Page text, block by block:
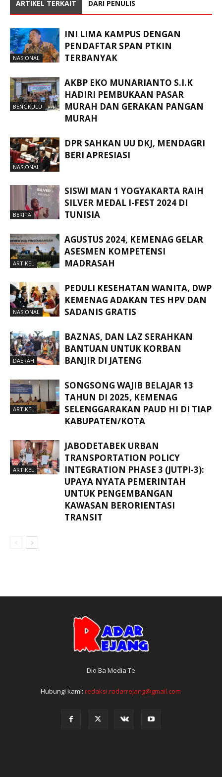
ARTIKEL TERKAIT DARI PENULIS
NASIONAL
INI LIMA KAMPUS DENGAN
PENDAFTAR SPAN PTKIN
TERBANYAK
BENGKULU
AKBP EKO MUNARIANTO S.I.K
HADIRI PEMBUKAAN PASAR
MURAH DAN GERAKAN PANGAN
MURAH
NASIONAL
DPR SAHKAN UU DKJ, MENDAGRI
BERI APRESIASI
BERITA
SISWI MAN 1 YOGYAKARTA RAIH
SILVER MEDAL I-FEST 2024 DI
TUNISIA
ARTIKEL
AGUSTUS 2024, KEMENAG GELAR
ASESMEN KOMPETENSI
MADRASAH
NASIONAL
PEDULI KESEHATAN WANITA, DWP
KEMENAG ADAKAN TES HPV DAN
SADANIS GRATIS
DAERAH
BAZNAS, DAN LAZ SERAHKAN
BANTUAN UNTUK KORBAN
BANJIR DI JATENG
ARTIKEL
SONGSONG WAJIB BELAJAR 13
TAHUN DI 2025, KEMENAG
SELENGGARAKAN PAUD HI DI TIAP
KABUPATEN/KOTA
ARTIKEL
JABODETABEK URBAN
TRANSPORTATION POLICY
INTEGRATION PHASE 3 (JUTPI-3):
UPAYA NYATA PEMERINTAH
UNTUK PENGEMBANGAN
KAWASAN BERORIENTASI
TRANSIT
Dio Ba Media Te
Hubungi kami:redaksi.radarrejang@gmail.com